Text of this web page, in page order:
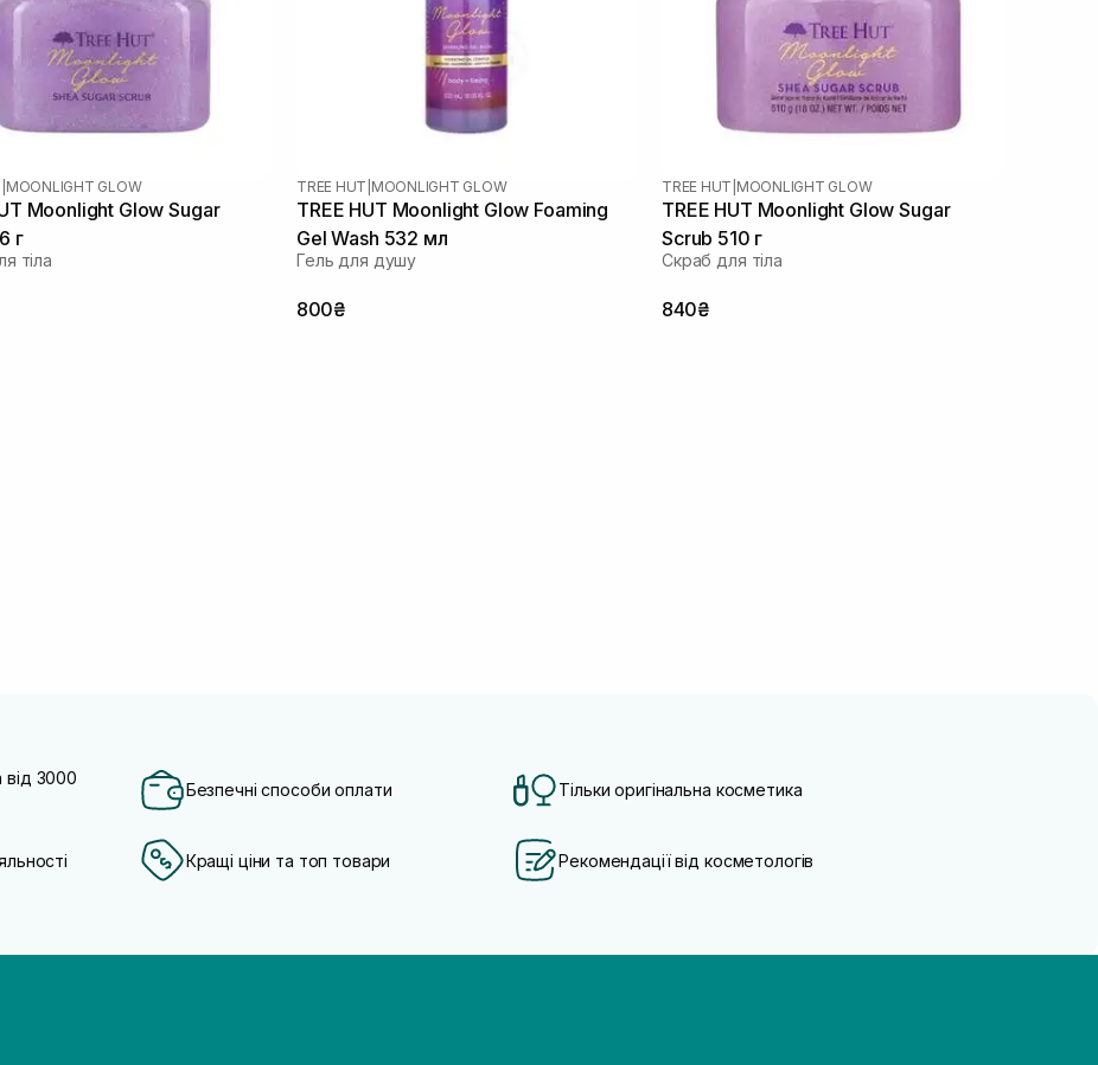
MOONLIGHT GLOW
Moonlight Glow Sugar
г
тіла
TREE HUT MOONLIGHT GLOW
TREE HUT Moonlight Glow Foaming
Gel Wash 532 мл
Гель для душу
800₴
TREE HUT MOONLIGHT GLOW
TREE HUT Moonlight Glow Sugar
Scrub 510 г
Скраб для тіла
840₴
3000
Безпечні способи оплати Тільки оригінальна косметика
Кращі ціни та топ товари Рекомендації від косметологів